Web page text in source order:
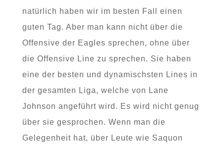
natürlich haben wir im besten Fall einen
guten Tag. Aber man kann nicht über die
Offensive der Eagles sprechen, ohne über
die Offensive Line zu sprechen. Sie haben
eine der besten und dynamischsten Lines in
der gesamten Liga, welche von Lane
Johnson angeführt wird. Es wird nicht genug
über sie gesprochen. Wenn man die
Gelegenheit hat, über Leute wie Saquon